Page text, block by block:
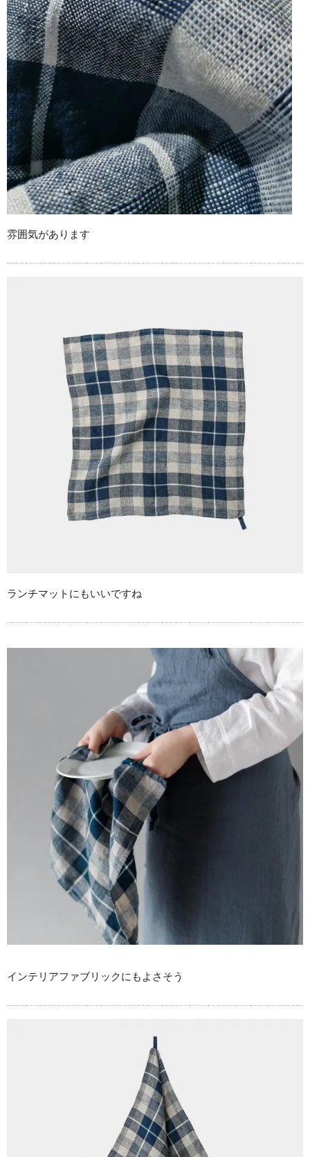
雰囲気があります
ランチマットにもいいですね
インテリアファブリックにもよさそう